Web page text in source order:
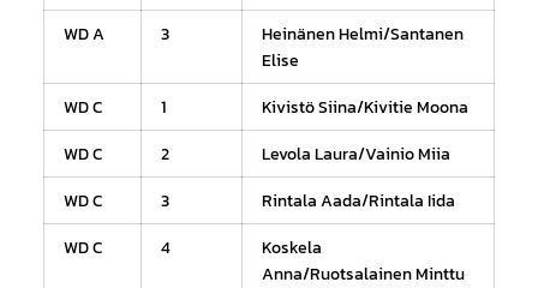
WD A
3
Heinänen Helmi/Santanen
Elise
WD C
1
Kivistö Siina/Kivitie Moona
WD C
2
Levola Laura/Vainio Miia
WD C
3
Rintala Aada/Rintala Iida
WD C
4
Koskela
Anna/Ruotsalainen Minttu